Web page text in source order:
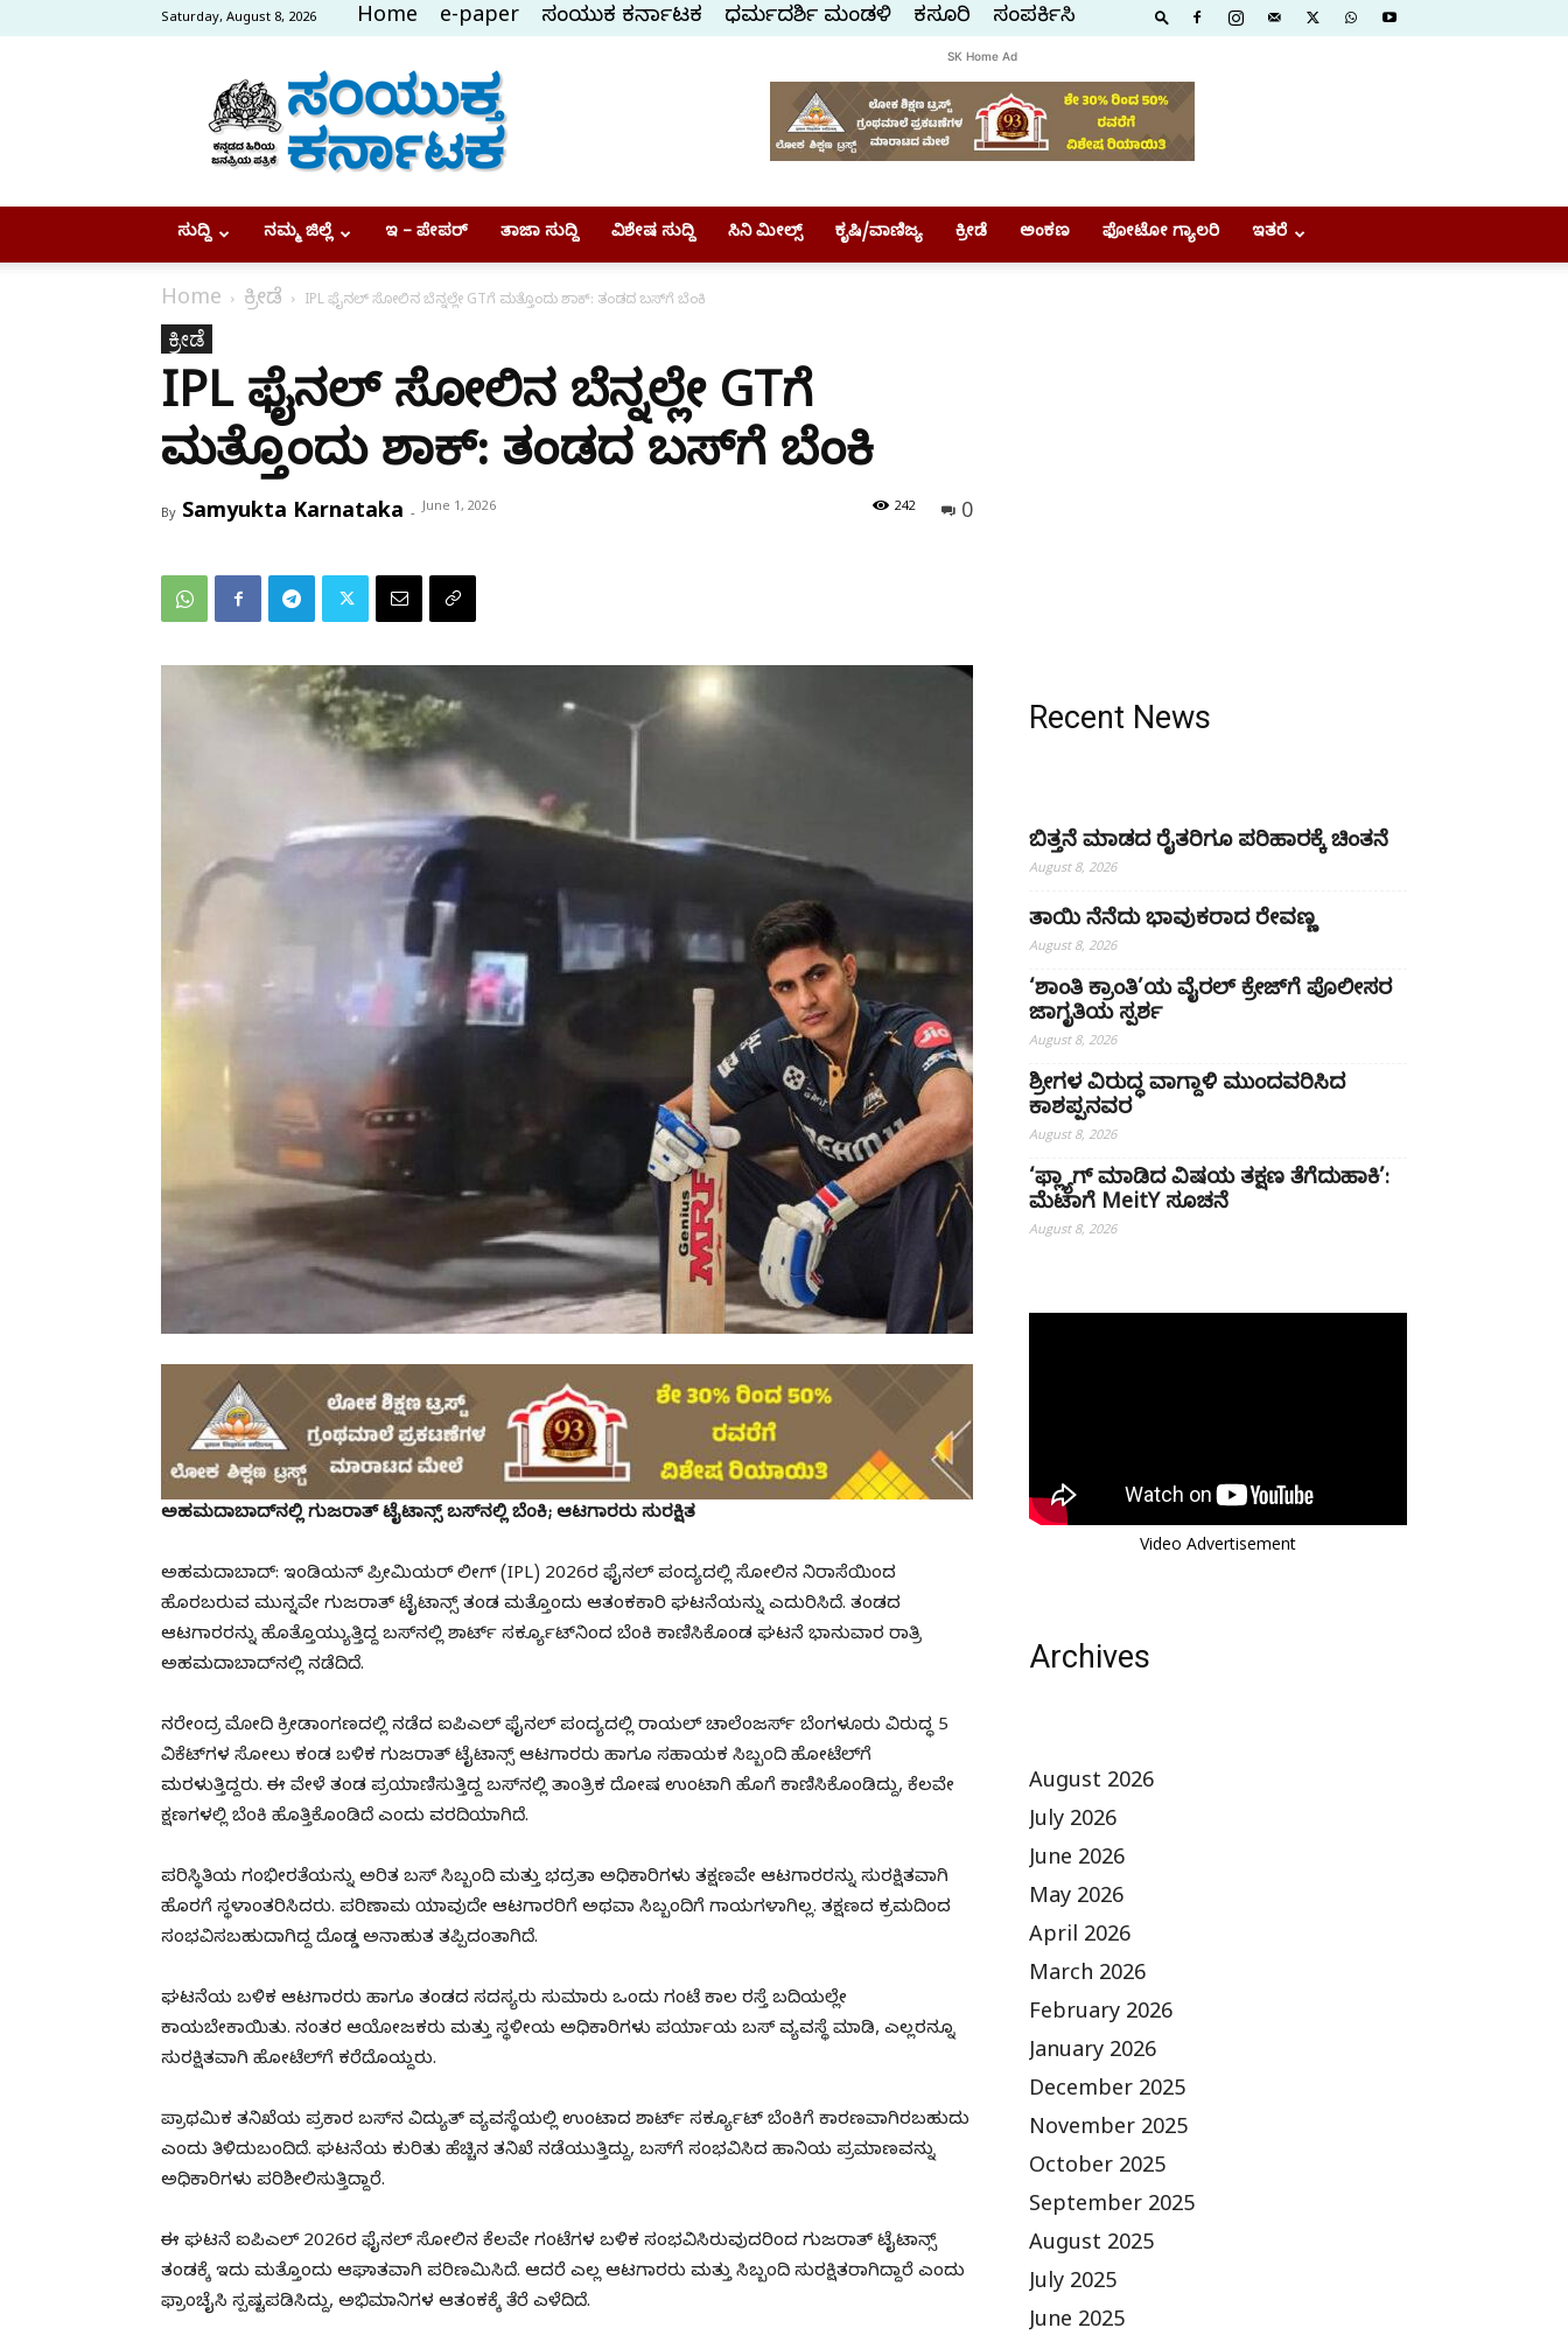
Saturday, August 8, 2026 Home e-paper ಸಂಯುಕ್ತ ಕರ್ನಾಟಕ ಧರ್ಮದರ್ಶಿ ಮಂಡಳಿ ಕಸ್ತೂರಿ ಸಂಪರ್ಕಿಸಿ
Samyukta
Karnataka
SK Home Ad
ಸುದ್ದಿ ನಮ್ಮ ಜಿಲ್ಲೆ ಇ – ಪೇಪರ್ ತಾಜಾ ಸುದ್ದಿ ವಿಶೇಷ ಸುದ್ದಿ ಸಿನಿ ಮೀಲ್ಸ್ ಕೃಷಿ/ವಾಣಿಜ್ಯ ಕ್ರೀಡೆ ಅಂಕಣ ಫೋಟೋ ಗ್ಯಾಲರಿ ಇತರೆ
Home ಕ್ರೀಡೆ IPL ಫೈನಲ್ ಸೋಲಿನ ಬೆನ್ನಲ್ಲೇ GTಗೆ ಮತ್ತೊಂದು ಶಾಕ್: ತಂಡದ ಬಸ್‌ಗೆ ಬೆಂಕಿ
ಕ್ರೀಡೆ
IPL ಫೈನಲ್ ಸೋಲಿನ ಬೆನ್ನಲ್ಲೇ GTಗೆ
ಮತ್ತೊಂದು ಶಾಕ್: ತಂಡದ ಬಸ್‌ಗೆ ಬೆಂಕಿ
By Samyukta Karnataka - June 1, 2026 0
242
ಅಹಮದಾಬಾದ್‌ನಲ್ಲಿ ಗುಜರಾತ್ ಟೈಟಾನ್ಸ್ ಬಸ್‌ನಲ್ಲಿ ಬೆಂಕಿ; ಆಟಗಾರರು ಸುರಕ್ಷಿತ
ಅಹಮದಾಬಾದ್: ಇಂಡಿಯನ್ ಪ್ರೀಮಿಯರ್ ಲೀಗ್ (IPL) 2026ರ ಫೈನಲ್ ಪಂದ್ಯದಲ್ಲಿ ಸೋಲಿನ ನಿರಾಸೆಯಿಂದ
ಹೊರಬರುವ ಮುನ್ನವೇ ಗುಜರಾತ್ ಟೈಟಾನ್ಸ್ ತಂಡ ಮತ್ತೊಂದು ಆತಂಕಕಾರಿ ಘಟನೆಯನ್ನು ಎದುರಿಸಿದೆ. ತಂಡದ
ಆಟಗಾರರನ್ನು ಹೊತ್ತೊಯ್ಯುತ್ತಿದ್ದ ಬಸ್‌ನಲ್ಲಿ ಶಾರ್ಟ್ ಸರ್ಕ್ಯೂಟ್‌ನಿಂದ ಬೆಂಕಿ ಕಾಣಿಸಿಕೊಂಡ ಘಟನೆ ಭಾನುವಾರ ರಾತ್ರಿ
ಅಹಮದಾಬಾದ್‌ನಲ್ಲಿ ನಡೆದಿದೆ.
ನರೇಂದ್ರ ಮೋದಿ ಕ್ರೀಡಾಂಗಣದಲ್ಲಿ ನಡೆದ ಐಪಿಎಲ್ ಫೈನಲ್ ಪಂದ್ಯದಲ್ಲಿ ರಾಯಲ್ ಚಾಲೆಂಜರ್ಸ್ ಬೆಂಗಳೂರು ವಿರುದ್ಧ 5
ವಿಕೆಟ್‌ಗಳ ಸೋಲು ಕಂಡ ಬಳಿಕ ಗುಜರಾತ್ ಟೈಟಾನ್ಸ್ ಆಟಗಾರರು ಹಾಗೂ ಸಹಾಯಕ ಸಿಬ್ಬಂದಿ ಹೋಟೆಲ್‌ಗೆ
ಮರಳುತ್ತಿದ್ದರು. ಈ ವೇಳೆ ತಂಡ ಪ್ರಯಾಣಿಸುತ್ತಿದ್ದ ಬಸ್‌ನಲ್ಲಿ ತಾಂತ್ರಿಕ ದೋಷ ಉಂಟಾಗಿ ಹೊಗೆ ಕಾಣಿಸಿಕೊಂಡಿದ್ದು, ಕೆಲವೇ
ಕ್ಷಣಗಳಲ್ಲಿ ಬೆಂಕಿ ಹೊತ್ತಿಕೊಂಡಿದೆ ಎಂದು ವರದಿಯಾಗಿದೆ.
ಪರಿಸ್ಥಿತಿಯ ಗಂಭೀರತೆಯನ್ನು ಅರಿತ ಬಸ್ ಸಿಬ್ಬಂದಿ ಮತ್ತು ಭದ್ರತಾ ಅಧಿಕಾರಿಗಳು ತಕ್ಷಣವೇ ಆಟಗಾರರನ್ನು ಸುರಕ್ಷಿತವಾಗಿ
ಹೊರಗೆ ಸ್ಥಳಾಂತರಿಸಿದರು. ಪರಿಣಾಮ ಯಾವುದೇ ಆಟಗಾರರಿಗೆ ಅಥವಾ ಸಿಬ್ಬಂದಿಗೆ ಗಾಯಗಳಾಗಿಲ್ಲ. ತಕ್ಷಣದ ಕ್ರಮದಿಂದ
ಸಂಭವಿಸಬಹುದಾಗಿದ್ದ ದೊಡ್ಡ ಅನಾಹುತ ತಪ್ಪಿದಂತಾಗಿದೆ.
ಘಟನೆಯ ಬಳಿಕ ಆಟಗಾರರು ಹಾಗೂ ತಂಡದ ಸದಸ್ಯರು ಸುಮಾರು ಒಂದು ಗಂಟೆ ಕಾಲ ರಸ್ತೆ ಬದಿಯಲ್ಲೇ
ಕಾಯಬೇಕಾಯಿತು. ನಂತರ ಆಯೋಜಕರು ಮತ್ತು ಸ್ಥಳೀಯ ಅಧಿಕಾರಿಗಳು ಪರ್ಯಾಯ ಬಸ್ ವ್ಯವಸ್ಥೆ ಮಾಡಿ, ಎಲ್ಲರನ್ನೂ
ಸುರಕ್ಷಿತವಾಗಿ ಹೋಟೆಲ್‌ಗೆ ಕರೆದೊಯ್ದರು.
ಪ್ರಾಥಮಿಕ ತನಿಖೆಯ ಪ್ರಕಾರ ಬಸ್‌ನ ವಿದ್ಯುತ್ ವ್ಯವಸ್ಥೆಯಲ್ಲಿ ಉಂಟಾದ ಶಾರ್ಟ್ ಸರ್ಕ್ಯೂಟ್ ಬೆಂಕಿಗೆ ಕಾರಣವಾಗಿರಬಹುದು
ಎಂದು ತಿಳಿದುಬಂದಿದೆ. ಘಟನೆಯ ಕುರಿತು ಹೆಚ್ಚಿನ ತನಿಖೆ ನಡೆಯುತ್ತಿದ್ದು, ಬಸ್‌ಗೆ ಸಂಭವಿಸಿದ ಹಾನಿಯ ಪ್ರಮಾಣವನ್ನು
ಅಧಿಕಾರಿಗಳು ಪರಿಶೀಲಿಸುತ್ತಿದ್ದಾರೆ.
ಈ ಘಟನೆ ಐಪಿಎಲ್ 2026ರ ಫೈನಲ್ ಸೋಲಿನ ಕೆಲವೇ ಗಂಟೆಗಳ ಬಳಿಕ ಸಂಭವಿಸಿರುವುದರಿಂದ ಗುಜರಾತ್ ಟೈಟಾನ್ಸ್
ತಂಡಕ್ಕೆ ಇದು ಮತ್ತೊಂದು ಆಘಾತವಾಗಿ ಪರಿಣಮಿಸಿದೆ. ಆದರೆ ಎಲ್ಲ ಆಟಗಾರರು ಮತ್ತು ಸಿಬ್ಬಂದಿ ಸುರಕ್ಷಿತರಾಗಿದ್ದಾರೆ ಎಂದು
ಫ್ರಾಂಚೈಸಿ ಸ್ಪಷ್ಟಪಡಿಸಿದ್ದು, ಅಭಿಮಾನಿಗಳ ಆತಂಕಕ್ಕೆ ತೆರೆ ಎಳೆದಿದೆ.
Recent News
ಬಿತ್ತನೆ ಮಾಡದ ರೈತರಿಗೂ ಪರಿಹಾರಕ್ಕೆ ಚಿಂತನೆ
August 8, 2026
ತಾಯಿ ನೆನೆದು ಭಾವುಕರಾದ ರೇವಣ್ಣ
August 8, 2026
‘ಶಾಂತಿ ಕ್ರಾಂತಿ’ಯ ವೈರಲ್ ಕ್ರೇಜ್‌ಗೆ ಪೊಲೀಸರ
ಜಾಗೃತಿಯ ಸ್ಪರ್ಶ
August 8, 2026
ಶ್ರೀಗಳ ವಿರುದ್ಧ ವಾಗ್ದಾಳಿ ಮುಂದವರಿಸಿದ
ಕಾಶಪ್ಪನವರ
August 8, 2026
‘ಫ್ಲ್ಯಾಗ್ ಮಾಡಿದ ವಿಷಯ ತಕ್ಷಣ ತೆಗೆದುಹಾಕಿ’:
ಮೆಟಾಗೆ MeitY ಸೂಚನೆ
August 8, 2026
Video Advertisement
Archives
August 2026
July 2026
June 2026
May 2026
April 2026
March 2026
February 2026
January 2026
December 2025
November 2025
October 2025
September 2025
August 2025
July 2025
June 2025